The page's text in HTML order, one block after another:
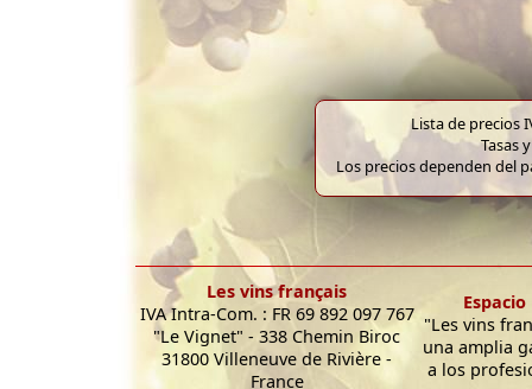
Lista de precios
Tasas
Los precios dependen del
Les vins français
IVA Intra-Com. : FR 69 892 097 767
"Le Vignet" - 338 Chemin Biroc
31800 Villeneuve de Rivière -
France
"Les vins
una amplia
a los